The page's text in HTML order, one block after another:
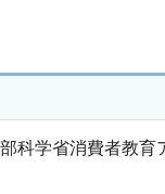
科学省消費者教育